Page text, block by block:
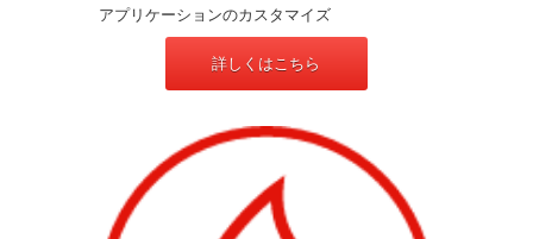
アプリケーションのカスタマイズ
詳しくはこちら